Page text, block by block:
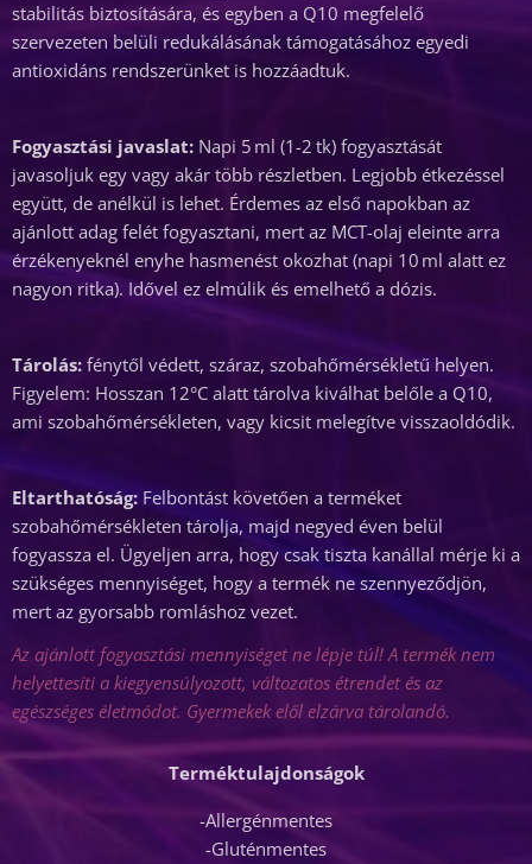
stabilitás biztosítására, és egyben a Q10 megfelelő
szervezeten belüli redukálásának támogatásához egyedi
antioxidáns rendszerünket is hozzáadtuk.
Fogyasztási javaslat: Napi 5 ml (1-2 tk) fogyasztását
javasoljuk egy vagy akár több részletben. Legjobb étkezéssel
együtt, de anélkül is lehet. Érdemes az első napokban az
ajánlott adag felét fogyasztani, mert az MCT-olaj eleinte arra
érzékenyeknél enyhe hasmenést okozhat (napi 10 ml alatt ez
nagyon ritka). Idővel ez elmúlik és emelhető a dózis.
Tárolás: fénytől védett, száraz, szobahőmérsékletű helyen.
Figyelem: Hosszan 12°C alatt tárolva kiválhat belőle a Q10,
ami szobahőmérsékleten, vagy kicsit melegítve visszaoldódik.
Eltarthatóság: Felbontást követően a terméket
szobahőmérsékleten tárolja, majd negyed éven belül
fogyassza el. Ügyeljen arra, hogy csak tiszta kanállal mérje ki a
szükséges mennyiséget, hogy a termék ne szennyeződjön,
mert az gyorsabb romláshoz vezet.
Az ajánlott fogyasztási mennyiséget ne lépje túl! A termék nem
helyettesíti a kiegyensúlyozott, változatos étrendet és az
egészséges életmódot. Gyermekek elől elzárva tárolandó.
Terméktulajdonságok
-Allergénmentes
-Gluténmentes